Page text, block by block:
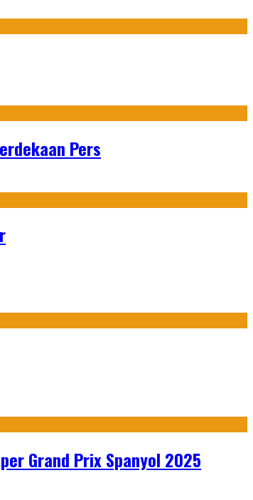
Pers
Grand Prix Spanyol 2025